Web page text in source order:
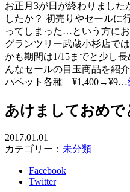
お正月3が日が終わりました
したか？ 初売りやセールに
ってしまった…という方に
グランツリー武蔵小杉店で
かも期間は1/15までと少し
んなセールの目玉商品を紹
パペット各種 ¥1,400→¥9…
あけましておめで
2017.01.01
カテゴリー： 未分類
Facebook
Twitter